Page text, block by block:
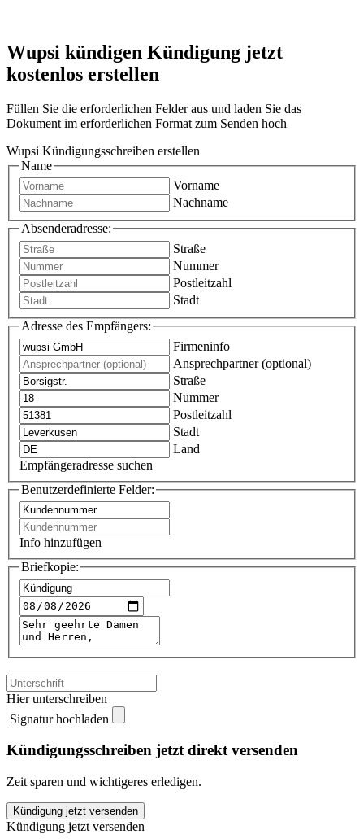
Wupsi kündigen Kündigung jetzt
kostenlos erstellen
Füllen Sie die erforderlichen Felder aus und laden Sie das
Dokument im erforderlichen Format zum Senden hoch
Wupsi Kündigungsschreiben erstellen
Name
Vorname
Nachname
Absenderadresse:
Straße
Nummer
Postleitzahl
Stadt
Adresse des Empfängers:
Firmeninfo
Ansprechpartner (optional)
Straße
Nummer
Postleitzahl
Stadt
Land
Empfängeradresse suchen
Benutzerdefinierte Felder:
Info hinzufügen
Briefkopie:
Hier unterschreiben
Signatur hochladen
Kündigungsschreiben jetzt direkt versenden
Zeit sparen und wichtigeres erledigen.
Wupsi
kündigen
Kündigung jetzt versenden
Kündigung jetzt versenden